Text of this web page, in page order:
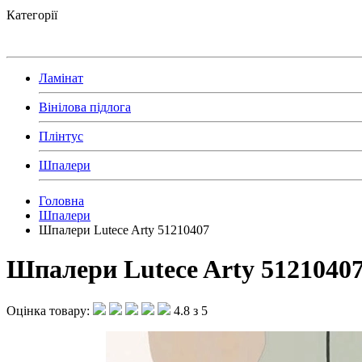
Категорії
Ламінат
Вінілова підлога
Плінтус
Шпалери
Головна
Шпалери
Шпалери Lutece Arty 51210407
Шпалери Lutece Arty
Оцінка товару: 4.8 з 5